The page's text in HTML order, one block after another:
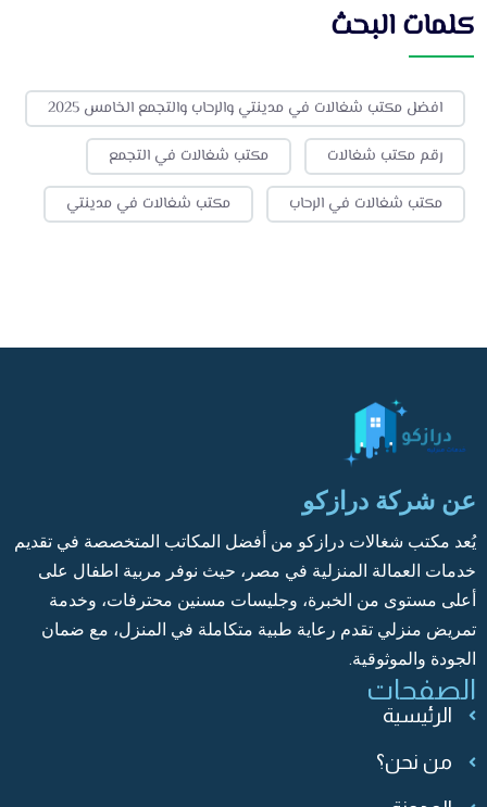
كلمات البحث
افضل مكتب شغالات في مدينتي والرحاب والتجمع الخامس 2025
رقم مكتب شغالات
مكتب شغالات في التجمع
مكتب شغالات في الرحاب
مكتب شغالات في مدينتي
عن شركة درازكو
يُعد مكتب شغالات درازكو من أفضل المكاتب المتخصصة في تقديم
خدمات العمالة المنزلية في مصر، حيث نوفر مربية اطفال على
أعلى مستوى من الخبرة، وجليسات مسنين محترفات، وخدمة
تمريض منزلي تقدم رعاية طبية متكاملة في المنزل، مع ضمان
الجودة والموثوقية.
الصفحات
الرئيسية
من نحن؟